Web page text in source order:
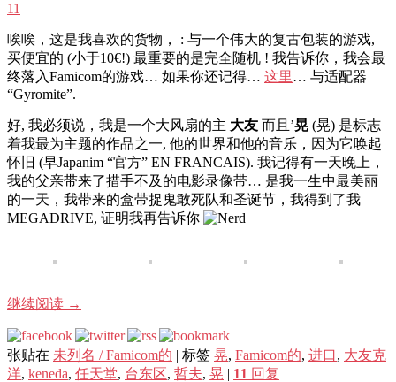
11
唉唉，这是我喜欢的货物， : 与一个伟大的复古包装的游戏,
买便宜的 (小于10€!) 最重要的是完全随机 ! 我告诉你，我会最
终落入Famicom的游戏… 如果你还记得… 这里… 与适配器
“Gyromite”.
好, 我必须说，我是一个大风扇的主 大友 而且’晃 (晃) 是标志
着我最为主题的作品之一, 他的世界和他的音乐，因为它唤起
怀旧 (早Japanim “官方” EN FRANCAIS). 我记得有一天晚上，
我的父亲带来了措手不及的电影录像带… 是我一生中最美丽
的一天，我带来的盒带捉鬼敢死队和圣诞节，我得到了我
MEGADRIVE, 证明我再告诉你
继续阅读 →
张贴在 未列名 / Famicom的 | 标签 晃, Famicom的, 进口, 大友克
洋, keneda, 任天堂, 台东区, 哲夫, 晃 | 11 回复